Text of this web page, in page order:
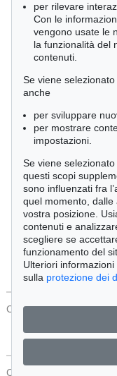
Letteratura
Economia e diritto
Meraviglie della
Cimelia
Ordine:
Tutti gli oggetti
Solo offerte
Solo oggetti
Cerca
CONTATTI
CONTATTI
per rilevare
Con le
vengono usate le
la funzionalità del
contenuti.
Se viene
anche
per sviluppare
per mostrare
impostazioni.
Se viene
questi scopi
sono influenzati fra
quel momento, dalle
vostra posizione.
contenuti e
scegliere se
funzionamento del
Ulteriori
sulla protezione dei